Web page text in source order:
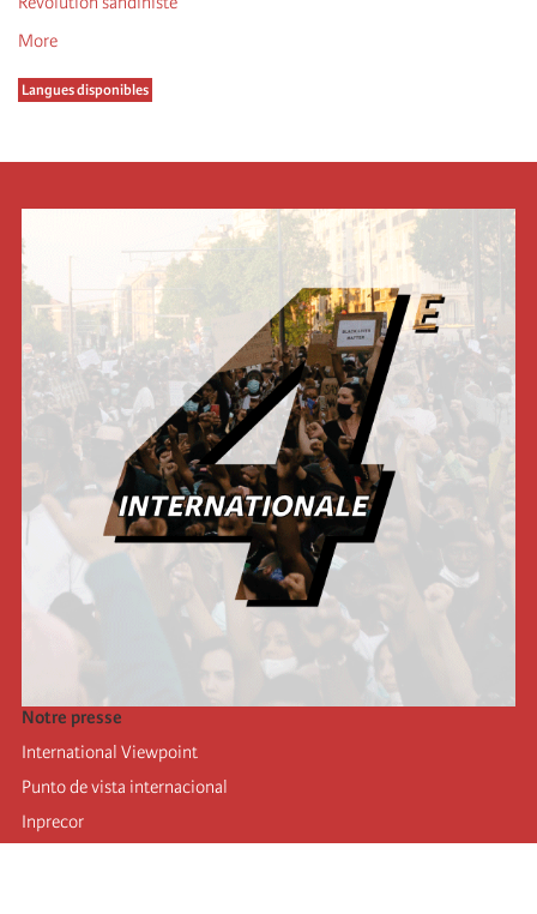
More
Langues disponibles
Notre presse
International Viewpoint
Punto de vista internacional
Inprecor